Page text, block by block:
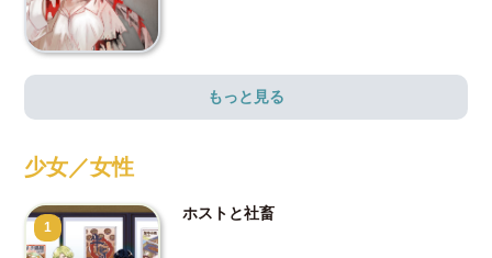
もっと見る
少女／女性
1
ホストと社畜